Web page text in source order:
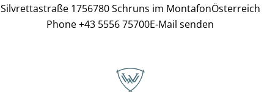
Silvrettastraße 1756780 Schruns im MontafonÖsterreich
Phone +43 5556 75700E-Mail senden